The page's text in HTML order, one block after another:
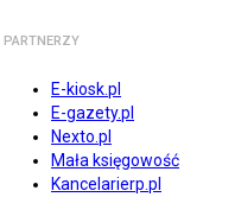
PARTNERZY
E-kiosk.pl
E-gazety.pl
Nexto.pl
Mała księgowość
Kancelarierp.pl